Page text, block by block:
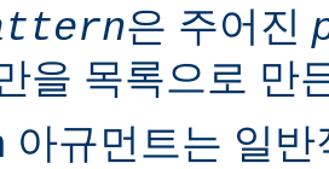
은 주어진
을 목록으로 만
아규먼트는 일